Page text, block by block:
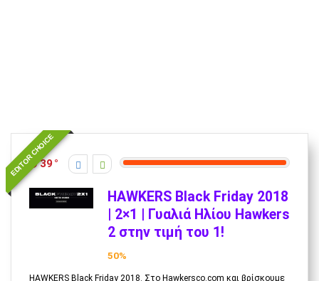
EDITOR CHOICE
39
HAWKERS Black Friday 2018
| 2×1 | Γυαλιά Ηλίου Hawkers
2 στην τιμή του 1!
50%
HAWKERS Black Friday 2018. Στο Hawkersco.com και βρίσκουμε